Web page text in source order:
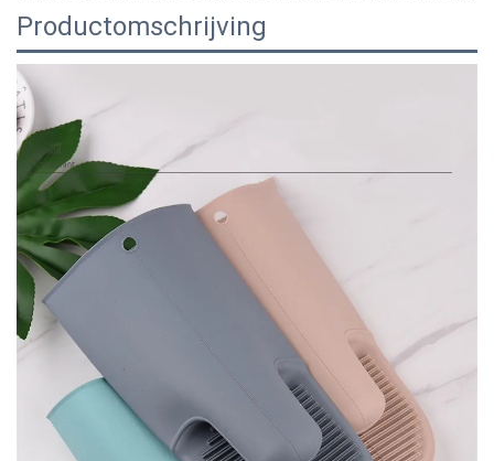
Productomschrijving